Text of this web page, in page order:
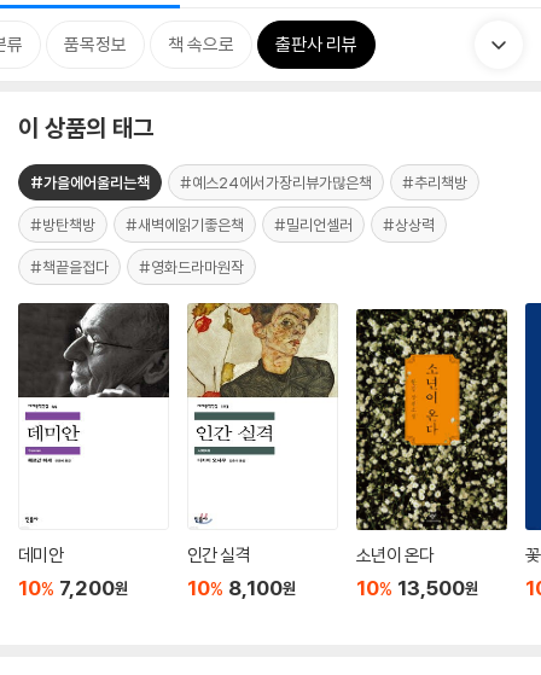
류 품목정보 책 속으로 출판사 리뷰
이 상품의 태그
#가을에어울리는책 #예스24에서가장리뷰가많은책 #추리책방
#방탄책방 #새벽에읽기좋은책 #밀리언셀러 #상상력
#책끝을접다 #영화드라마원작
데미안
10% 7,200원
인간 실격
10% 8,100원
소년이 온다
10% 13,500원